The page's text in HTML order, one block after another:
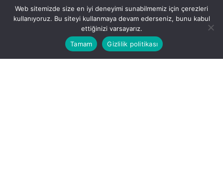
Telefon: +90(212) 240 33 39
Telefon: +90(212) 248 19 36
info@erisymm.com
Web sitemizde size en iyi deneyimi sunabilmemiz için çerezleri
kullanıyoruz. Bu siteyi kullanmaya devam ederseniz, bunu kabul
ettiğinizi varsayarız.
Tamam
Gizlilik politikası